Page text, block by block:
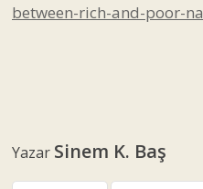
between-rich-and-poor-
Yazar Sinem K. Baş